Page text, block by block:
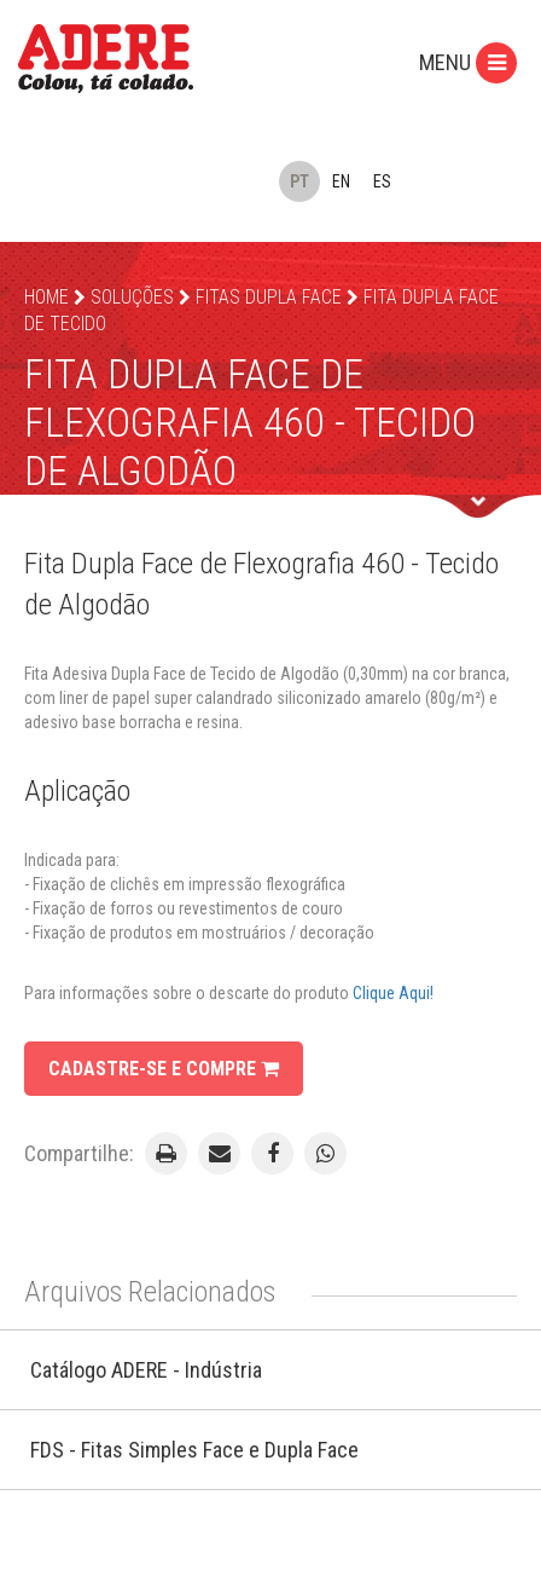
PT EN ES
MENU
HOME SOLUÇÕES FITAS DUPLA FACE
FITA DUPLA FACE
DE TECIDO
FITA DUPLA FACE DE
FLEXOGRAFIA 460 - TECIDO
DE ALGODÃO
Fita Dupla Face de Flexografia 460 - Tecido
de Algodão
Fita Adesiva Dupla Face de Tecido de Algodão (0,30mm) na cor branca,
com liner de papel super calandrado siliconizado amarelo (80g/m²) e
adesivo base borracha e resina.
Aplicação
Indicada para:
- Fixação de clichês em impressão flexográfica
- Fixação de forros ou revestimentos de couro
- Fixação de produtos em mostruários / decoração
Para informações sobre o descarte do produto Clique Aqui!
CADASTRE-SE E COMPRE
Compartilhe:
Arquivos Relacionados
Catálogo ADERE - Indústria
FDS - Fitas Simples Face e Dupla Face